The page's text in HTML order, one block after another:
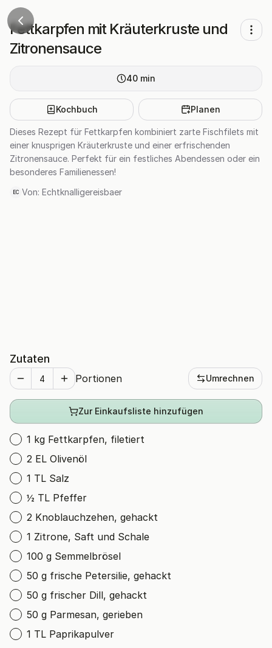
Fettkarpfen mit Kräuterkruste und
Zitronensauce
40 min
Kochbuch Planen
Dieses Rezept für Fettkarpfen kombiniert zarte Fischfilets mit
einer knusprigen Kräuterkruste und einer erfrischenden
Zitronensauce. Perfekt für ein festliches Abendessen oder ein
besonderes Familienessen!
EC Von: Echtknalligereisbaer
Zutaten
Portionen Umrechnen
Zur Einkaufsliste hinzufügen
1 kg Fettkarpfen, filetiert
2 EL Olivenöl
1 TL Salz
½ TL Pfeffer
2 Knoblauchzehen, gehackt
1 Zitrone, Saft und Schale
100 g Semmelbrösel
50 g frische Petersilie, gehackt
50 g frischer Dill, gehackt
50 g Parmesan, gerieben
1 TL Paprikapulver